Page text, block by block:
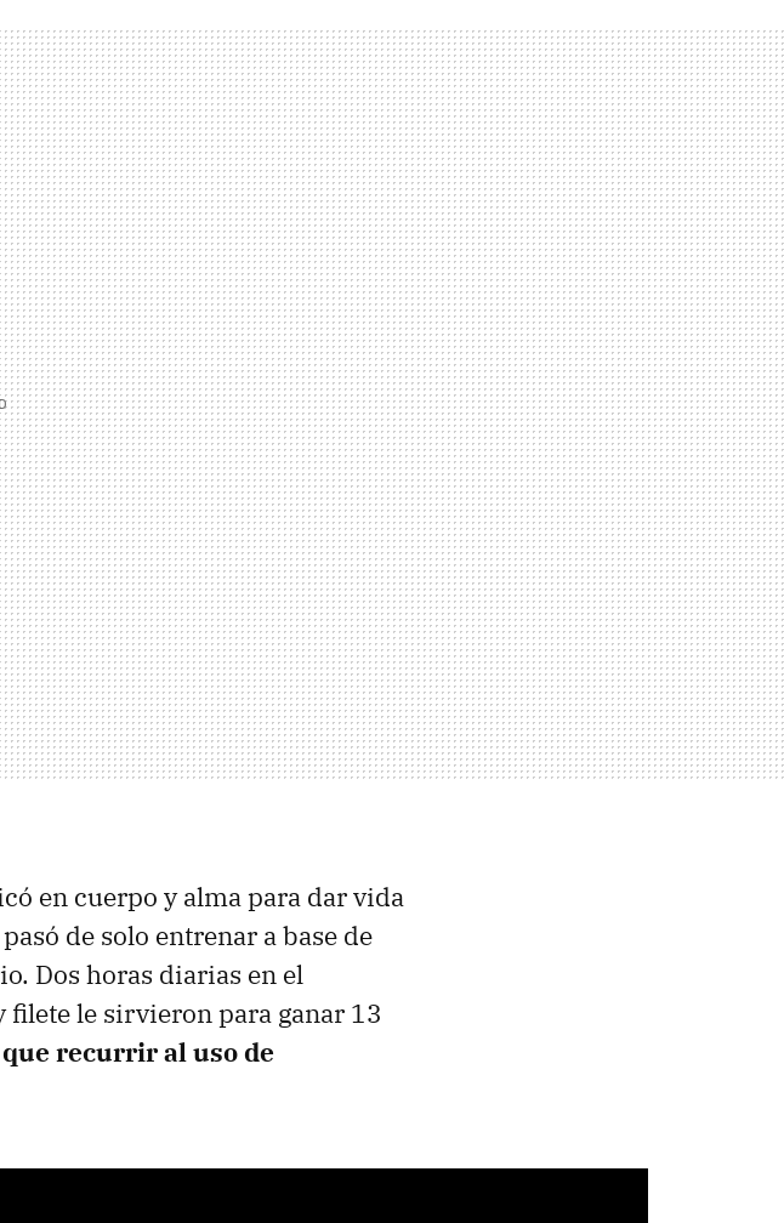
en cuerpo y alma para dar vida
de solo entrenar a base de
Dos horas diarias en el
filete le sirvieron para ganar 13
recurrir al uso de